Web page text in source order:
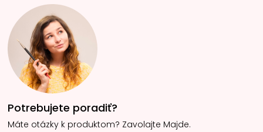
Potrebujete poradiť?
Máte otázky k produktom? Zavolajte Majde.